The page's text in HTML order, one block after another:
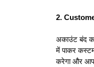
2.
अकाउंट बंद
में पाकर
करेगा और